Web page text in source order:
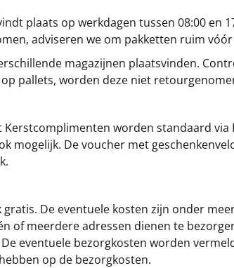
plaats op werkdagen tussen 08:00
adviseren we om pakketten ruim
magazijnen plaatsvinden.
pallets, worden deze niet
Kerstcomplimenten worden standaard via
mogelijk. De voucher met
De eventuele kosten zijn onder
of meerdere adressen dienen te
eventuele bezorgkosten worden
op de bezorgkosten.